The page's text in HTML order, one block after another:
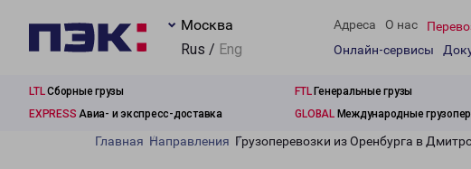
Москва
Rus / Eng
Адреса О нас
Онлайн-сервисы
LTLСборные грузы FTLГенеральные грузы
EXPRESS Авиа- и экспресс-доставка GLOBALМеждународные
Главная Направления Грузоперевозки из Оренбурга в